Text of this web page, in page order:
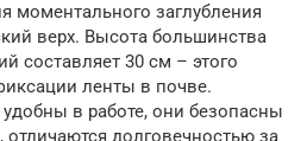
моментального заглубления
верх. Высота большинства
составляет 30 см – этого
ленты в почве.
в работе, они безопасны
долговечностью за